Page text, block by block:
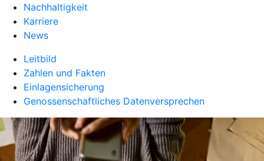
Nachhaltigkeit
Karriere
News
Leitbild
Zahlen und Fakten
Einlagensicherung
Genossenschaftliches Datenversprechen